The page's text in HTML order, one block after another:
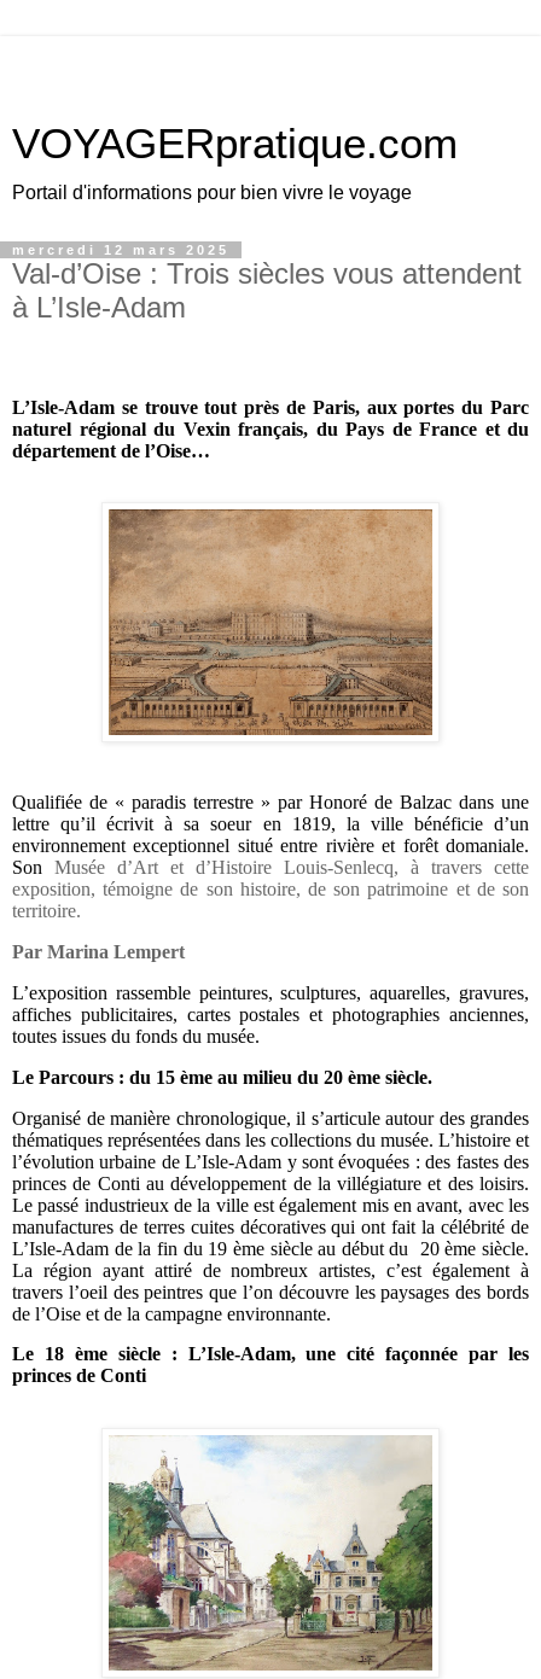
VOYAGERpratique.com
Portail d'informations pour bien vivre le voyage
mercredi 12 mars 2025
Val-d’Oise : Trois siècles vous attendent
à L’Isle-Adam
L’Isle-Adam se trouve tout près de Paris, aux portes du Parc
naturel régional du Vexin français, du Pays de France et du
département de l’Oise…
Qualifiée de « paradis terrestre » par Honoré de Balzac dans une
lettre qu’il écrivit à sa soeur en 1819, la ville bénéficie d’un
environnement exceptionnel situé entre rivière et forêt domaniale.
Son Musée d’Art et d’Histoire Louis-Senlecq, à travers cette
exposition, témoigne de son histoire, de son patrimoine et de son
territoire.
Par Marina Lempert
L’exposition rassemble peintures, sculptures, aquarelles, gravures,
affiches publicitaires, cartes postales et photographies anciennes,
toutes issues du fonds du musée.
Le Parcours : du 15 ème au milieu du 20 ème siècle.
Organisé de manière chronologique, il s’articule autour des grandes
thématiques représentées dans les collections du musée. L’histoire et
l’évolution urbaine de L’Isle-Adam y sont évoquées : des fastes des
princes de Conti au développement de la villégiature et des loisirs.
Le passé industrieux de la ville est également mis en avant, avec les
manufactures de terres cuites décoratives qui ont fait la célébrité de
L’Isle-Adam de la fin du 19 ème siècle au début du
20 ème siècle.
La région ayant attiré de nombreux artistes, c’est également à
travers l’oeil des peintres que l’on découvre les paysages des bords
de l’Oise et de la campagne environnante.
Le 18 ème siècle : L’Isle-Adam, une cité façonnée par les
princes de Conti